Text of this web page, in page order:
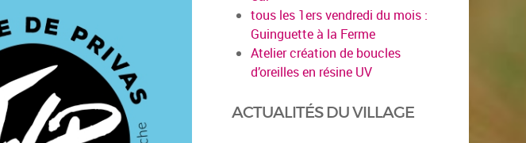
tous les 1ers vendredi du mois :
Guinguette à la Ferme
Atelier création de boucles
d’oreilles en résine UV
ACTUALITÉS DU VILLAGE